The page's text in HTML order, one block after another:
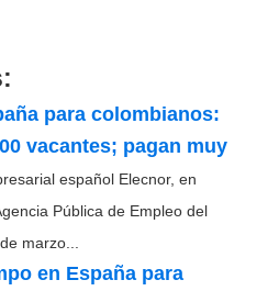
para colombianos:
vacantes; pagan muy
español Elecnor, en
Pública de Empleo del
marzo...
en España para